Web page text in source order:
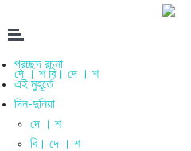
প্রচ্ছদ রচনা
এই মুহূর্তে
দিন-দুনিয়া
দে । শ
বি। দে । শ
দে । শ বি। দে । শ